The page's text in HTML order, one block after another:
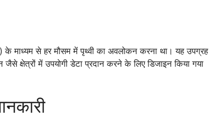
के माध्यम से हर मौसम में पृथ्वी का अवलोकन करना था। यह उपग्रह
क्षेत्रों में उपयोगी डेटा प्रदान करने के लिए डिजाइन किया गया